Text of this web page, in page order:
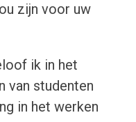
zijn voor uw
ik in het
van studenten
in het werken